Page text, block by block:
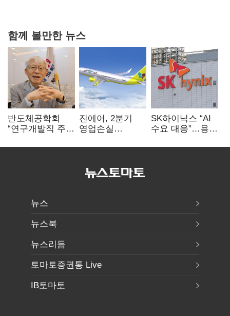
함께 볼만한 뉴스
반도체공학회
“연구개발직 주
개선해야”
진에어, 2분기
영업손실
상승 여파
SK하이닉스 “AI
수요 대응”…용인
투자
뉴스
뉴스북
뉴스리듬
토마토증권통 Live
IB토마토